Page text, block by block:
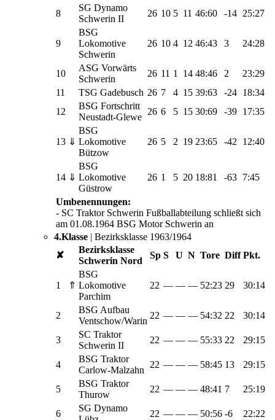
8
SG Dynamo
Schwerin II
26 10 5 11 46:60 -14 25:27
9
BSG
Lokomotive
Schwerin
26 10 4 12 46:43 3 24:28
10
ASG Vorwärts
Schwerin
26 11 1 14 48:46 2
23:29
11
TSG Gadebusch 26 7 4 15 39:63 -24 18:34
12
BSG Fortschritt
Neustadt-Glewe
26 6 5 15 30:69 -39 17:35
13 ⇓
BSG
Lokomotive
Bützow
26 5 2 19 23:65 -42 12:40
14 ⇓
BSG
Lokomotive
Güstrow
26 1 5 20 18:81 -63 7:45
Umbenennungen:
- SC Traktor Schwerin Fußballabteilung schließt sich
am 01.08.1964 BSG Motor Schwerin an
4.Klasse | Bezirksklasse 1963/1964
✘
Bezirksklasse
Schwerin Nord
Sp S U N Tore Diff Pkt.
1 ⇑
BSG
Lokomotive
Parchim
22 — — — 52:23 29 30:14
2
BSG Aufbau
Ventschow/Warin
22 — — — 54:32 22 30:14
3
SC Traktor
Schwerin II
22 — — — 55:33 22 29:15
4
BSG Traktor
Carlow-Malzahn
22 — — — 58:45 13 29:15
5
BSG Traktor
Thurow
22 — — — 48:41 7 25:19
6
SG Dynamo
22 — — — 50:56 -6 22:22